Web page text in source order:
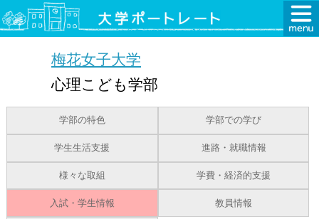
梅花女子大学
心理こども学部
学部の特色 学部での学び
学生生活支援 進路・就職情報
様々な取組 学費・経済的支援
入試・学生情報 教員情報